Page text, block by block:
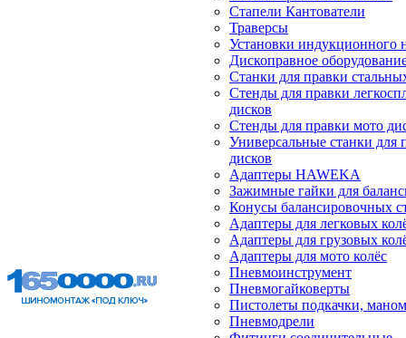
Стапели Кантователи
Траверсы
Установки индукционного
Дископравное
Станки для правки
Стенды для правки
дисков
Стенды для правки мото
Универсальные станки для
дисков
Адаптеры HAWEKA
Зажимные гайки для
Конусы балансировочных
Адаптеры для легковых
Адаптеры для грузовых
Адаптеры для мото колёс
Пневмоинструмент
Пневмогайковерты
Пистолеты подкачки,
Пневмодрели